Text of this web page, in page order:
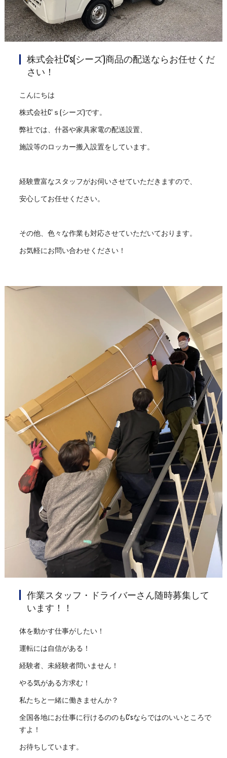
株式会社C's(シーズ)商品の配送ならお任せくだ
さい！
こんにちは
株式会社C’ｓ(シーズ)です。
弊社では、什器や家具家電の配送設置、
施設等のロッカー搬入設置をしています。
経験豊富なスタッフがお伺いさせていただきますので、
安心してお任せください。
その他、色々な作業も対応させていただいております。
お気軽にお問い合わせください！
作業スタッフ・ドライバーさん随時募集して
います！！
体を動かす仕事がしたい！
運転には自信がある！
経験者、未経験者問いません！
やる気がある方求む！
私たちと一緒に働きませんか？
全国各地にお仕事に行けるののもC'sならではのいいところで
すよ！
お待ちしています。